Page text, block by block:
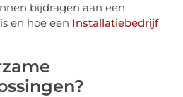
bijdragen aan een
en hoe een Installatiebedrijf